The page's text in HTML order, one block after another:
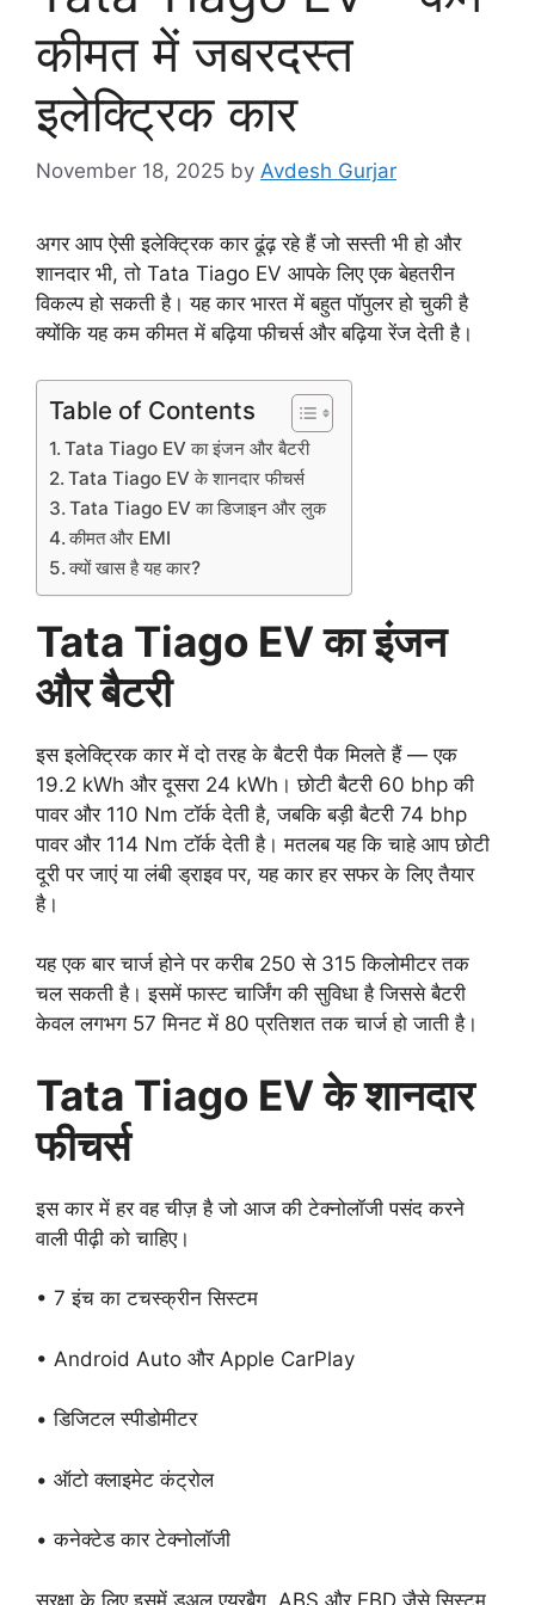
कीमत में जबरदस्त
इलेक्ट्रिक कार
November 18, 2025 by Avdesh Gurjar
अगर आप ऐसी इलेक्ट्रिक कार ढूंढ़ रहे हैं जो सस्ती भी हो और
शानदार भी, तो Tata Tiago EV आपके लिए एक बेहतरीन
विकल्प हो सकती है। यह कार भारत में बहुत पॉपुलर हो चुकी है
क्योंकि यह कम कीमत में बढ़िया फीचर्स और बढ़िया रेंज देती है।
Table of Contents
Tata Tiago EV का इंजन और बैटरी
Tata Tiago EV के शानदार फीचर्स
Tata Tiago EV का डिजाइन और लुक
कीमत और EMI
क्यों खास है यह कार?
Tata Tiago EV का इंजन
और बैटरी
इस इलेक्ट्रिक कार में दो तरह के बैटरी पैक मिलते हैं — एक
19.2 kWh और दूसरा 24 kWh। छोटी बैटरी 60 bhp की
पावर और 110 Nm टॉर्क देती है, जबकि बड़ी बैटरी 74 bhp
पावर और 114 Nm टॉर्क देती है। मतलब यह कि चाहे आप छोटी
दूरी पर जाएं या लंबी ड्राइव पर, यह कार हर सफर के लिए तैयार
है।
यह एक बार चार्ज होने पर करीब 250 से 315 किलोमीटर तक
चल सकती है। इसमें फास्ट चार्जिंग की सुविधा है जिससे बैटरी
केवल लगभग 57 मिनट में 80 प्रतिशत तक चार्ज हो जाती है।
Tata Tiago EV के शानदार
फीचर्स
इस कार में हर वह चीज़ है जो आज की टेक्नोलॉजी पसंद करने
वाली पीढ़ी को चाहिए।
• 7 इंच का टचस्क्रीन सिस्टम
• Android Auto और Apple CarPlay
• डिजिटल स्पीडोमीटर
• ऑटो क्लाइमेट कंट्रोल
• कनेक्टेड कार टेक्नोलॉजी
सुरक्षा के लिए इसमें डुअल एयरबैग, ABS और EBD जैसे सिस्टम,